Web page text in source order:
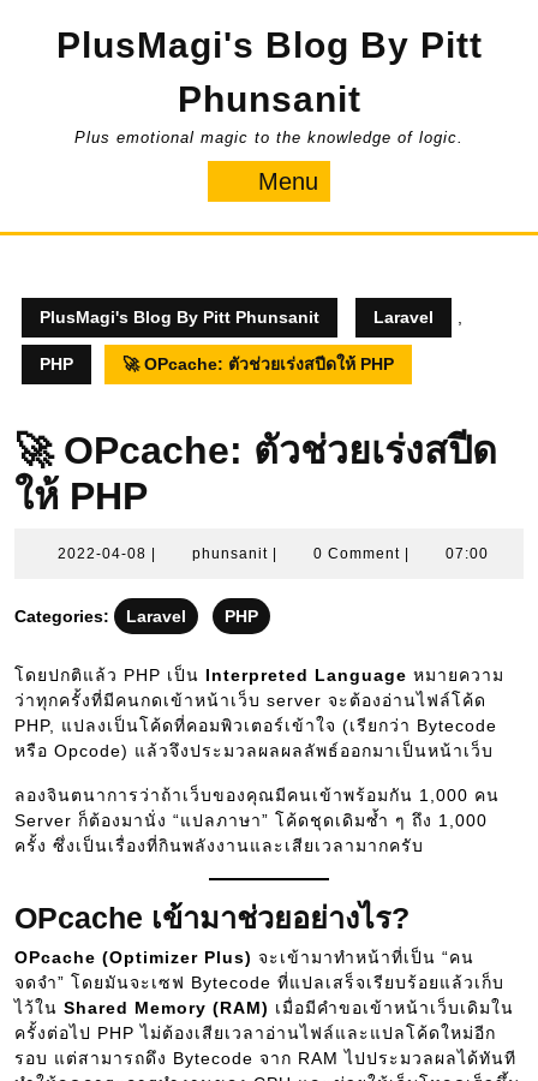
PlusMagi's Blog By Pitt
Phunsanit
Plus emotional magic to the knowledge of logic.
Menu
PlusMagi's Blog By Pitt Phunsanit Laravel
PHP 🚀 OPcache: ตัวช่วยเร่งสปีดให้ PHP
🚀 OPcache: ตัวช่วยเร่งสปีด
ให้ PHP
2022-04-08 2022-phunsanit phunsanit0 Comment 07:00
Categories: Laravel PHP
โดยปกติแล้ว PHP เป็น Interpreted Language หมายความ
ว่าทุกครั้งที่มีคนกดเข้าหน้าเว็บ server จะต้องอ่านไฟล์โค้ด
PHP, แปลงเป็นโค้ดที่คอมพิวเตอร์เข้าใจ (เรียกว่า Bytecode
หรือ Opcode) แล้วจึงประมวลผลผลลัพธ์ออกมาเป็นหน้าเว็บ
ลองจินตนาการว่าถ้าเว็บของคุณมีคนเข้าพร้อมกัน 1,000 คน
Server ก็ต้องมานั่ง “แปลภาษา” โค้ดชุดเดิมซ้ำ ๆ ถึง 1,000
ครั้ง ซึ่งเป็นเรื่องที่กินพลังงานและเสียเวลามากครับ
OPcache เข้ามาช่วยอย่างไร?
OPcache (Optimizer Plus) จะเข้ามาทำหน้าที่เป็น “คน
จดจำ” โดยมันจะเซฟ Bytecode ที่แปลเสร็จเรียบร้อยแล้วเก็บ
ไว้ใน Shared Memory (RAM) เมื่อมีคำขอเข้าหน้าเว็บเดิมใน
ครั้งต่อไป PHP ไม่ต้องเสียเวลาอ่านไฟล์และแปลโค้ดใหม่อีก
รอบ แต่สามารถดึง Bytecode จาก RAM ไปประมวลผลได้ทันที